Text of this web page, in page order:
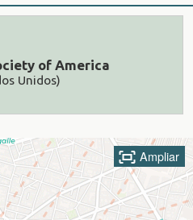
of America
Unidos)
Ampliar